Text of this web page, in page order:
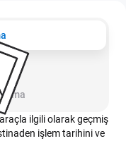
ilgili olarak geçmiş
işlem tarihini ve